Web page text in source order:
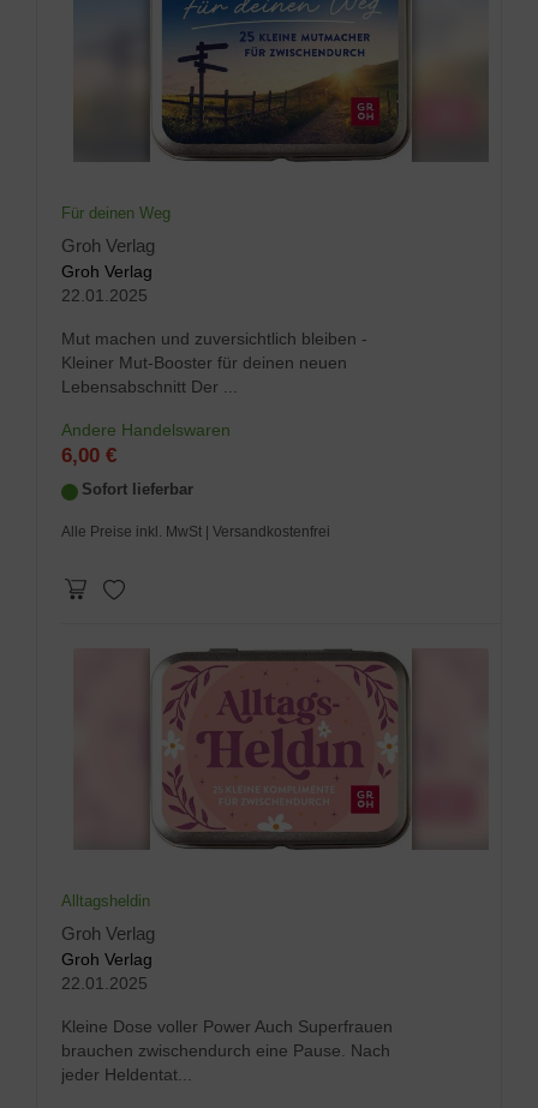
Für deinen Weg
Groh Verlag
Groh Verlag
22.01.2025
Mut machen und zuversichtlich bleiben -
Kleiner Mut-Booster für deinen neuen
Lebensabschnitt Der ...
Andere Handelswaren
6,00 €
Sofort lieferbar
Alle Preise inkl. MwSt | Versandkostenfrei
Alltagsheldin
Groh Verlag
Groh Verlag
22.01.2025
Kleine Dose voller Power Auch Superfrauen
brauchen zwischendurch eine Pause. Nach
jeder Heldentat...